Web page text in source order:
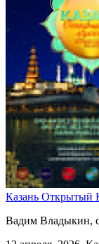
Казань Открытый
Вадим Владыкин,